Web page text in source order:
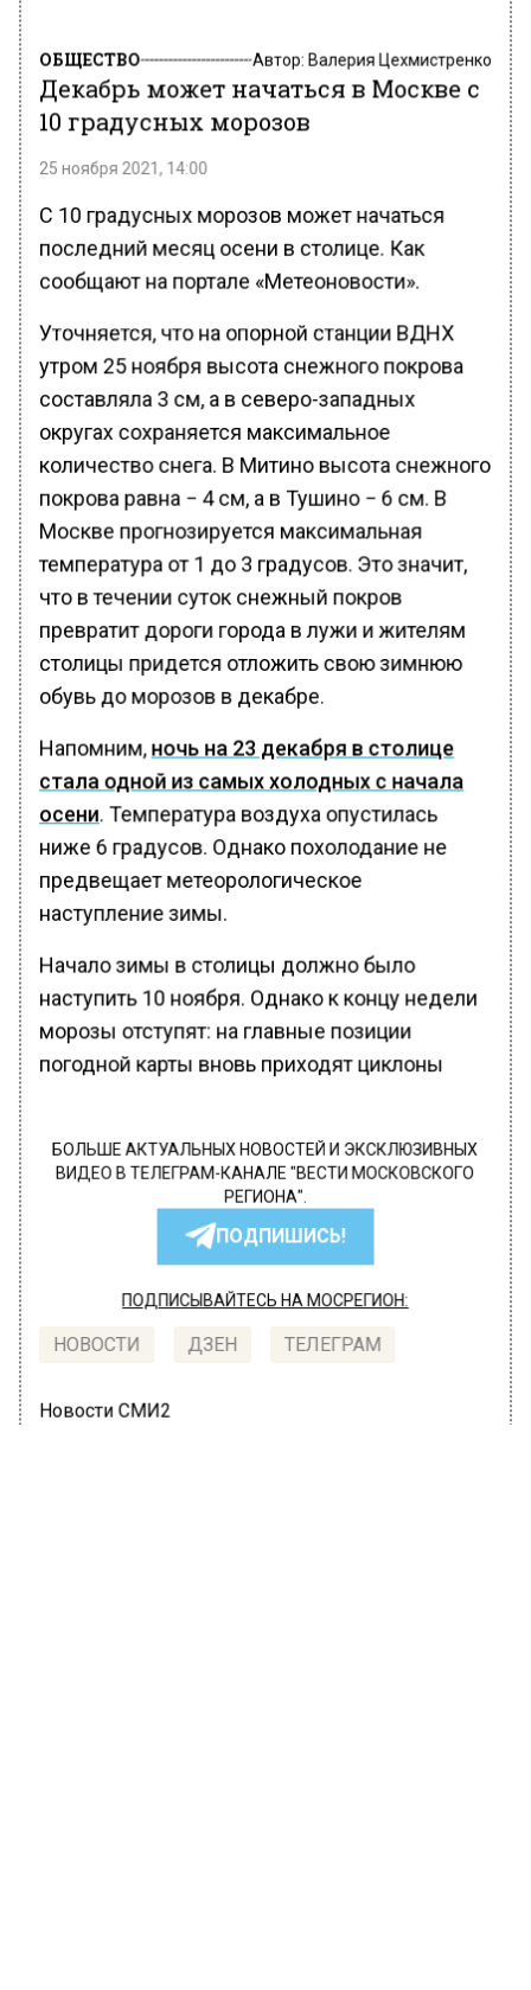
ОБЩЕСТВО Автор: Валерия Цехмистренко
Декабрь может начаться в Москве с
10 градусных морозов
25 ноября 2021, 14:00
С 10 градусных морозов может начаться
последний месяц осени в столице. Как
сообщают на портале «Метеоновости».
Уточняется, что на опорной станции ВДНХ
утром 25 ноября высота снежного покрова
составляла 3 см, а в северо-западных
округах сохраняется максимальное
количество снега. В Митино высота снежного
покрова равна − 4 см, а в Тушино − 6 см. В
Москве прогнозируется максимальная
температура от 1 до 3 градусов. Это значит,
что в течении суток снежный покров
превратит дороги города в лужи и жителям
столицы придется отложить свою зимнюю
обувь до морозов в декабре.
Напомним,ночь на 23 декабря в столице
стала одной из самых холодных с начала
осени. Температура воздуха опустилась
ниже 6 градусов. Однако похолодание не
предвещает метеорологическое
наступление зимы.
Начало зимы в столицы должно было
наступить 10 ноября. Однако к концу недели
морозы отступят: на главные позиции
погодной карты вновь приходят циклоны
БОЛЬШЕ АКТУАЛЬНЫХ НОВОСТЕЙ И ЭКСКЛЮЗИВНЫХ
ВИДЕО В ТЕЛЕГРАМ-КАНАЛЕ "ВЕСТИ МОСКОВСКОГО
РЕГИОНА".
ПОДПИШИСЬ!
ПОДПИСЫВАЙТЕСЬ НА МОСРЕГИОН:
НОВОСТИ ДЗЕН ТЕЛЕГРАМ
Новости СМИ2